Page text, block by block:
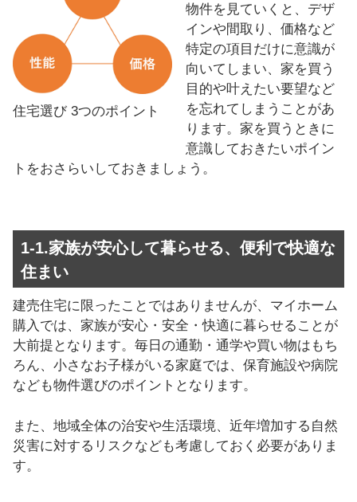
住宅選び 3つのポイント
物件を見ていくと、デザ
インや間取り、価格など
特定の項目だけに意識が
向いてしまい、家を買う
目的や叶えたい要望など
を忘れてしまうことがあ
ります。家を買うときに
意識しておきたいポイン
トをおさらいしておきましょう。
1-1.家族が安心して暮らせる、便利で快適な
住まい
建売住宅に限ったことではありませんが、マイホーム
購入では、家族が安心・安全・快適に暮らせることが
大前提となります。毎日の通勤・通学や買い物はもち
ろん、小さなお子様がいる家庭では、保育施設や病院
なども物件選びのポイントとなります。
また、地域全体の治安や生活環境、近年増加する自然
災害に対するリスクなども考慮しておく必要がありま
す。